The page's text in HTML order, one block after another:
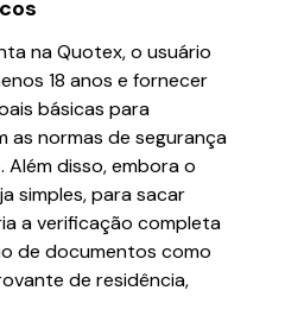
na Quotex, o usuário
18 anos e fornecer
básicas para
as normas de segurança
Além disso, embora o
simples, para sacar
a verificação completa
de documentos como
de residência,